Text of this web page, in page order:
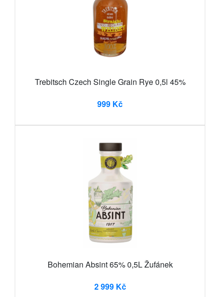
Trebitsch Czech Single Grain Rye 0,5l 45%
999 Kč
Bohemian Absint 65% 0,5L Žufánek
2 999 Kč